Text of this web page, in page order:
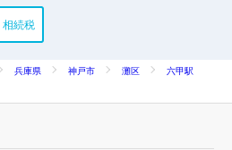
相続税
兵庫県 神戸市 灘区
六甲駅